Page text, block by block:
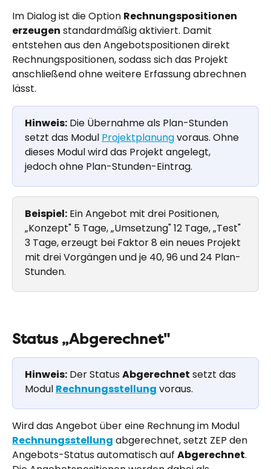
Im Dialog ist die Option Rechnungspositionen
erzeugen standardmäßig aktiviert. Damit
entstehen aus den Angebotspositionen direkt
Rechnungspositionen, sodass sich das Projekt
anschließend ohne weitere Erfassung abrechnen
lässt.
Hinweis: Die Übernahme als Plan-Stunden
setzt das Modul Projektplanung voraus. Ohne
dieses Modul wird das Projekt angelegt,
jedoch ohne Plan-Stunden-Eintrag.
Beispiel: Ein Angebot mit drei Positionen,
„Konzept" 5 Tage, „Umsetzung" 12 Tage, „Test"
3 Tage, erzeugt bei Faktor 8 ein neues Projekt
mit drei Vorgängen und je 40, 96 und 24 Plan-
Stunden.
Status „Abgerechnet"
Hinweis: Der Status Abgerechnet setzt das
Modul Rechnungsstellung voraus.
Wird das Angebot über eine Rechnung im Modul
Rechnungsstellung abgerechnet, setzt ZEP den
Angebots-Status automatisch auf Abgerechnet.